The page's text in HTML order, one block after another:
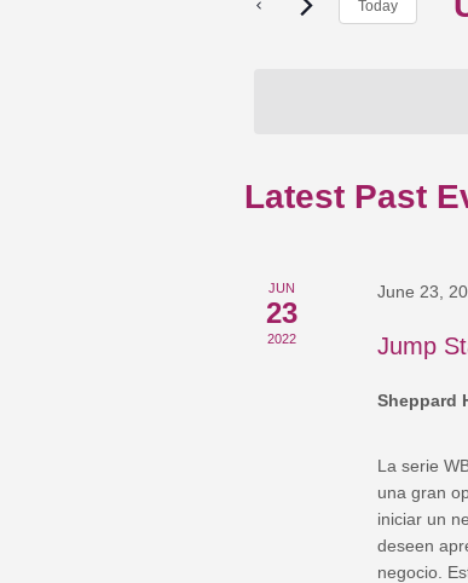
Today
Latest Past
JUN
23
2022
June 23,
Jump
Sheppard
La serie
una gran
iniciar un
deseen
negocio.